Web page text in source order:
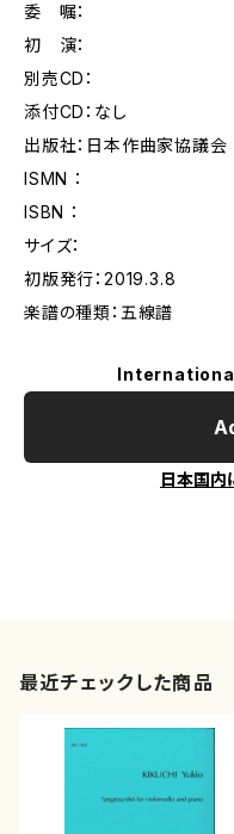
委 嘱：
初 演：
別売CD：
添付CD：なし
出版社：日本作曲家協議会
ISMN ：
ISBN ：
サイズ：
初版発行：2019.3.8
楽譜の種類：五線譜
日本国内
最近チェックした商品